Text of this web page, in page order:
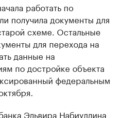
работать по
получила документы для
схеме. Остальные
для перехода на
данные на
по достройке объекта
федеральным
Эльвира Набиуллина